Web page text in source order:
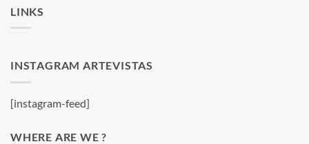
LINKS
INSTAGRAM ARTEVISTAS
[instagram-feed]
WHERE ARE WE ?